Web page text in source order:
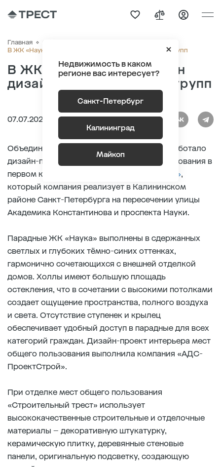
Недвижимость в каком
регионе вас интересует?
Санкт-Петербург
Калининград
Майкоп
Главная
В ЖК «Наука» разработан дизайн-проект входных групп
В ЖК «Наука» разработан
дизайн-проект входных групп
07.07.2022
Объединение «Строительный трест» разработало
дизайн-проект отделки мест общего пользования в
первом корпусе жилого комплекса
«Наука»,
который компания реализует в Калининском
районе Санкт-Петербурга на пересечении улицы
Академика Константинова и проспекта Науки.
Парадные ЖК «Наука» выполнены в сдержанных
светлых и глубоких тёмно-синих оттенках,
гармонично сочетающихся с внешней отделкой
домов. Холлы имеют большую площадь
остекления, что в сочетании с высокими потолками
создает ощущение пространства, полного воздуха
и света. Отсутствие ступенек и крылец
обеспечивает удобный доступ в парадные для всех
категорий граждан. Дизайн-проект интерьера мест
общего пользования выполнила компания «АДС-
ПроектСтрой».
При отделке мест общего пользования
«Строительный трест» использует
высококачественные строительные и отделочные
материалы – декоративную штукатурку,
керамическую плитку, деревянные стеновые
панели, оригинальную подсветку, создающую